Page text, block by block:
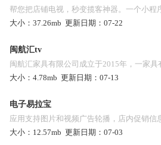
商5000多款不同品类的家具产品， 同时发
业的变革。
帮您把店铺电视，秒变揽客神器。一个小程
店屏幕价值。第一大功能，专属的屏幕营销
击，覆盖日常促销与节日营销，现成的内容
不用愁。第二大功能，便捷屏幕管理，小程
编辑，一键替换图文，随时创作屏幕内容，
高级设计师水准。
大小： 37.26mb 更新日期： 07-22
闽航汇tv
闽航汇家具有限公司成立于2015年，一家
的现代化中型家具商场，拥有设计，量房，
程，真正做到让客户省心，放心，安心。主
欧，现代，美式等整体家具系列产品。
大小： 4.78mb 更新日期： 07-13
电子易拉宝
应用支持图片和视频广告轮播，店内促销信
户。
大小： 12.57mb 更新日期： 07-03